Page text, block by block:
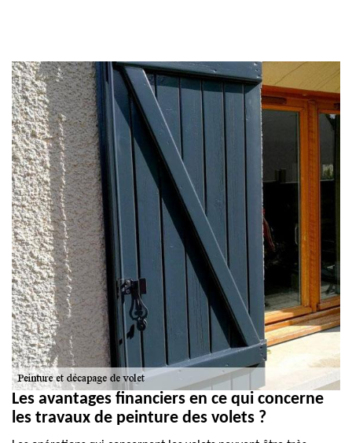
Les avantages financiers en ce qui concerne
les travaux de peinture des volets ?